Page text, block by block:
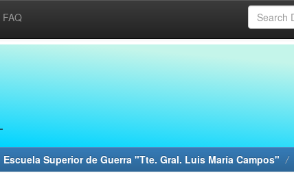
FAQ
Escuela Superior de Guerra "Tte. Gral. Luis María Campos"